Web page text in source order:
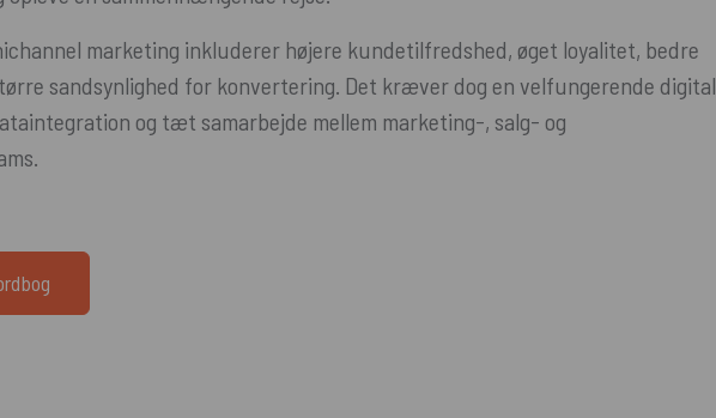
marketing inkluderer højere kundetilfredshed, øget loyalitet, bedre
sandsynlighed for konvertering. Det kræver dog en velfungerende digital
og tæt samarbejde mellem marketing-, salg- og